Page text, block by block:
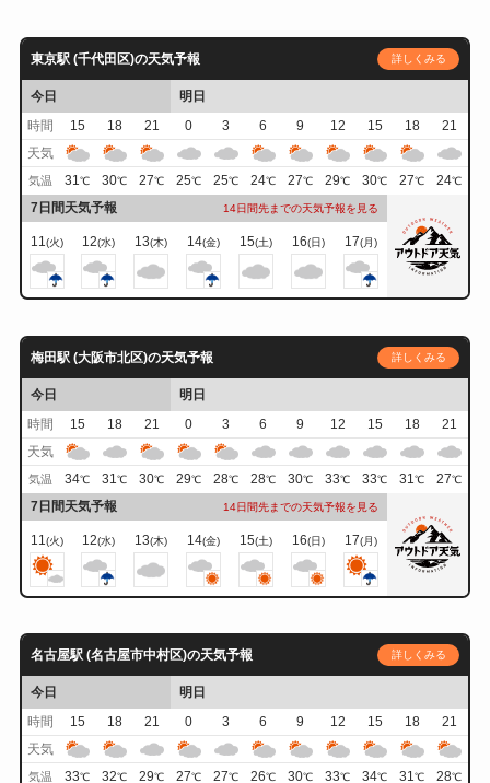
東京駅 (千代田区)の天気予報 詳しくみる
今日
明日
時間
15 18 21 0 3 6 9 12 15 18
21
天気
気温 31℃ 30℃ 27℃ 25℃ 25℃ 24℃ 27℃ 29℃ 30℃ 27℃ 24℃
7日間天気予報 14日間先までの天気予報を見る
11(火) 12(水) 13(木) 14(金) 15(土) 16(日) 17(月)
梅田駅 (大阪市北区)の天気予報 詳しくみる
今日
明日
時間
15 18 21 0 3 6 9 12 15 18
21
天気
気温 34℃ 31℃ 30℃ 29℃ 28℃ 28℃ 30℃ 33℃ 33℃ 31℃ 27℃
7日間天気予報 14日間先までの天気予報を見る
11(火) 12(水) 13(木) 14(金) 15(土) 16(日) 17(月)
名古屋駅 (名古屋市中村区)の天気予報 詳しくみる
今日
明日
時間
15 18 21 0 3 6 9 12 15 18
21
天気
気温 33℃ 32℃ 29℃ 27℃ 27℃ 26℃ 30℃ 33℃ 34℃ 31℃ 28℃